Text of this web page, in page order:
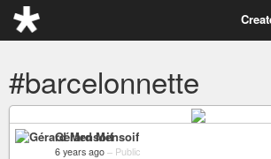
#barcelonnette
Gérard Mensoif
6 years ago – Public